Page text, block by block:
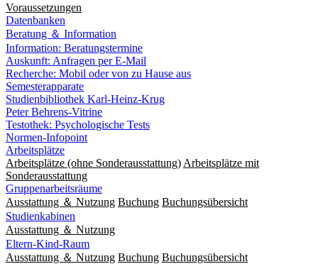
Voraussetzungen
Datenbanken
Beratung ＆ Information
Information: Beratungstermine
Auskunft: Anfragen per E-Mail
Recherche: Mobil oder von zu Hause aus
Semesterapparate
Studienbibliothek Karl-Heinz-Krug
Peter Behrens-Vitrine
Testothek: Psychologische Tests
Normen-Infopoint
Arbeitsplätze
Arbeitsplätze (ohne Sonderausstattung) Arbeitsplätze mit
Sonderausstattung
Gruppenarbeitsräume
Ausstattung ＆ Nutzung Buchung Buchungsübersicht
Studienkabinen
Ausstattung ＆ Nutzung
Eltern-Kind-Raum
Ausstattung ＆ Nutzung Buchung Buchungsübersicht